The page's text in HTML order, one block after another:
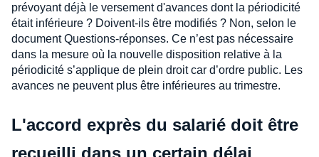
prévoyant déjà le versement d'avances dont la périodicité
était inférieure ? Doivent-ils être modifiés ? Non, selon le
document Questions-réponses. Ce n’est pas nécessaire
dans la mesure où la nouvelle disposition relative à la
périodicité s’applique de plein droit car d’ordre public. Les
avances ne peuvent plus être inférieures au trimestre.
L'accord exprès du salarié doit être
recueilli dans un certain délai